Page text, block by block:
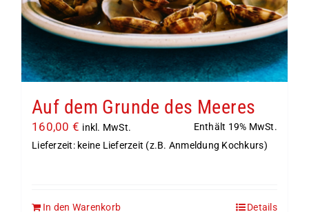
Auf dem Grunde des Meeres
160,00 € inkl. MwSt.
Enthält 19% MwSt.
Lieferzeit: keine Lieferzeit (z.B. Anmeldung Kochkurs)
In den Warenkorb Details